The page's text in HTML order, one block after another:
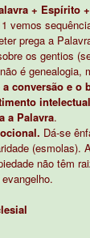
+ Espírito
vemos
prega a
os gentios
é genealogia,
a conversão e o
a Palavra.
Dá-se
(esmolas).
não têm